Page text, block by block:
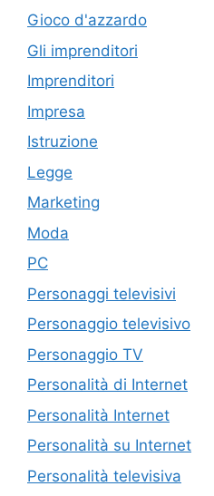
Gioco d'azzardo
Gli imprenditori
Imprenditori
Impresa
Istruzione
Legge
Marketing
Moda
PC
Personaggi televisivi
Personaggio televisivo
Personaggio TV
Personalità di Internet
Personalità Internet
Personalità su Internet
Personalità televisiva